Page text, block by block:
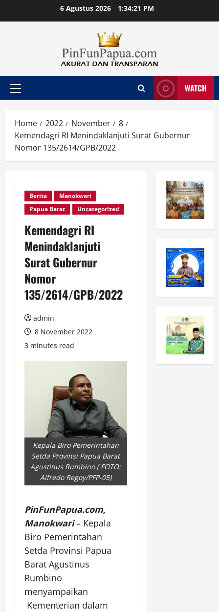
6 Agustus 2026 1:34:22 PM
Primary
WATCH
Home 2022 November
8
Kemendagri RI Menindaklanjuti Surat Gubernur
Nomor 135/2614/GPB/2022
Berita
Manokwari
Papua Barat
Uncategorized
Kemendagri RI
Menindaklanjuti
Surat Gubernur
Nomor
135/2614/GPB/2022
admin
8 November 2022
3 minutes read
Kepala Biro Pemerintahan
Setda Provinsi Papua Barat
Agustinus Rumbino ( FOTO:
Alfredo Regoy/PFP-05)
PinFunPapua.com,
Manokwari – Kepala
Biro Pemerintahan
Setda Provinsi Papua
Barat Agustinus
Rumbino
menyampaikan
Kementerian dalam